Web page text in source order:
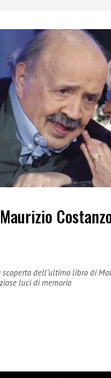
scoperta dell’ultimo libro di
luci di memoria